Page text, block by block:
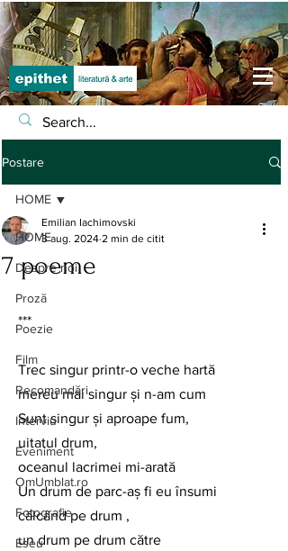
Postare
HOME
Despre noi
Proză
Poezie
Film
Recomandări
Interviu
Eveniment
OmUmblat.ro
Fotografie
Eseu
HOME
7 poeme
Emilian Iachimovski
3 aug. 2024 2 min de citit
***
Trec singur printr-o veche hartă
mereu mai singur și n-am cum
Sunt singur și aproape fum,
uitatul drum,
oceanul lacrimei mi-arată
Un drum de parc-aș fi eu însumi
călcând pe drum ,
un drum pe drum către